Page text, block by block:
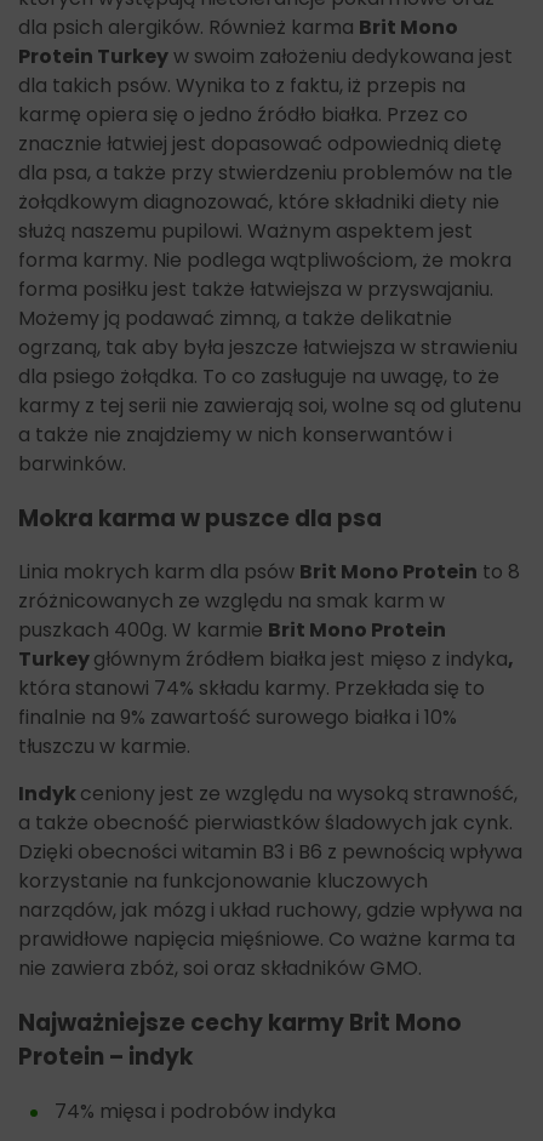
dla psich alergików. Również karma Brit Mono
Protein Turkeyw swoim założeniu dedykowana jest
dla takich psów. Wynika to z faktu, iż przepis na
karmę opiera się o jedno źródło białka. Przez co
znacznie łatwiej jest dopasować odpowiednią dietę
dla psa, a także przy stwierdzeniu problemów na tle
żołądkowym diagnozować, które składniki diety nie
służą naszemu pupilowi. Ważnym aspektem jest
forma karmy. Nie podlega wątpliwościom, że mokra
forma posiłku jest także łatwiejsza w przyswajaniu.
Możemy ją podawać zimną, a także delikatnie
ogrzaną, tak aby była jeszcze łatwiejsza w strawieniu
dla psiego żołądka. To co zasługuje na uwagę, to że
karmy z tej serii nie zawierają soi, wolne są od glutenu
a także nie znajdziemy w nich konserwantów i
barwinków.
Mokra karma w puszce dla psa
Linia mokrych karm dla psów Brit Mono Protein to 8
zróżnicowanych ze względu na smak karm w
puszkach 400g. W karmie Brit Mono Protein
Turkeygłównym źródłem białka jest mięso z indyka,
która stanowi 74% składu karmy. Przekłada się to
finalnie na 9% zawartość surowego białka i 10%
tłuszczu w karmie.
Indykceniony jest ze względu na wysoką strawność,
a także obecność pierwiastków śladowych jak cynk.
Dzięki obecności witamin B3 i B6 z pewnością wpływa
korzystanie na funkcjonowanie kluczowych
narządów, jak mózg i układ ruchowy, gdzie wpływa na
prawidłowe napięcia mięśniowe. Co ważne karma ta
nie zawiera zbóż, soi oraz składników GMO.
Najważniejsze cechy karmy Brit Mono
Protein – indyk
74% mięsa i podrobów indyka